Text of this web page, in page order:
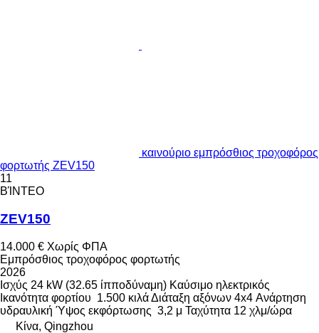
καινούριο εμπρόσθιος τροχοφόρος
φορτωτής ZEV150
11
ΒΊΝΤΕΟ
ZEV150
14.000 € Χωρίς ΦΠΑ
Εμπρόσθιος τροχοφόρος φορτωτής
2026
Ισχύς 24 kW (32.65 ίπποδύναμη) Καύσιμο ηλεκτρικός
Ικανότητα φορτίου 1.500 κιλάΔιάταξη αξόνων 4x4 Ανάρτηση
υδραυλική Ύψος εκφόρτωσης 3,2 μ Ταχύτητα 12 χλμ/ώρα
Κίνα, Qingzhou